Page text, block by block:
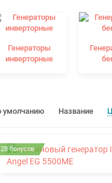
Генераторы
инверторные
умолчанию Название
бонусов